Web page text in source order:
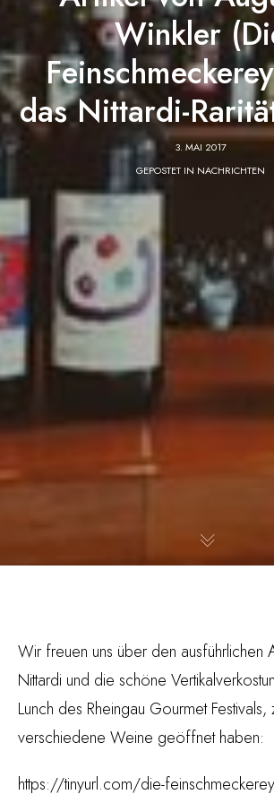
Winkler
das Nittardi-
3. MAI 2017
GEPOSTET IN NACHRICHTEN
Wir freuen uns über den ausführlichen
Nittardi und die schöne
Lunch des Rheingau Gourmet
verschiedene Weine geöffnet haben:
https://tinyurl.com/die-